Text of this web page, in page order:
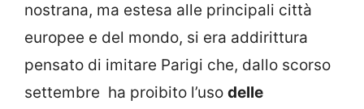
nostrana, ma estesa alle principali città
europee e del mondo, si era addirittura
pensato di imitare Parigi che, dallo scorso
settembre ha proibito l’uso delle